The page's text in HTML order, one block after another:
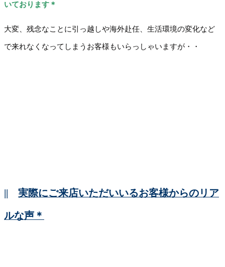
いております＊
大変、残念なことに引っ越しや海外赴任、生活環境の変化など
で来れなくなってしまうお客様もいらっしゃいますが・・
実際にご来店いただいいるお客様からのリア
ルな声＊